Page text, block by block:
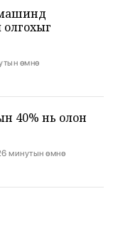
өмнө
минутын өмнө